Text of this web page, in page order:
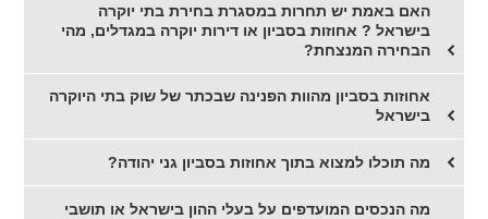
האם באמת יש תחרות במסגרת בחירת בתי יוקרה
בישראל ? אחוזות בסביון או דירות יוקרה במגדלים, מהי
הבחירה המנצחת?
אחוזות בסביון מהוות הפנינה שבכתר של שוק בתי היוקרה
בישראל
מה תוכלו למצוא בתוך אחוזות בסביון גני יהודה?
מה הנכסים המועדפים על בעלי ההון בישראל או תושבי